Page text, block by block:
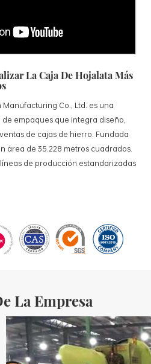
La Caja De Hojalata Más
Co., Ltd. es una
empaques que integra diseño,
de cajas de hierro. Fundada
área de 35.228 metros cuadrados.
de producción estandarizadas
de cajas de hierro. Los
cajas de lata para alimentos,
bandejas de hojalata, etc. Líneas
y 15 líneas de producción
La Empresa